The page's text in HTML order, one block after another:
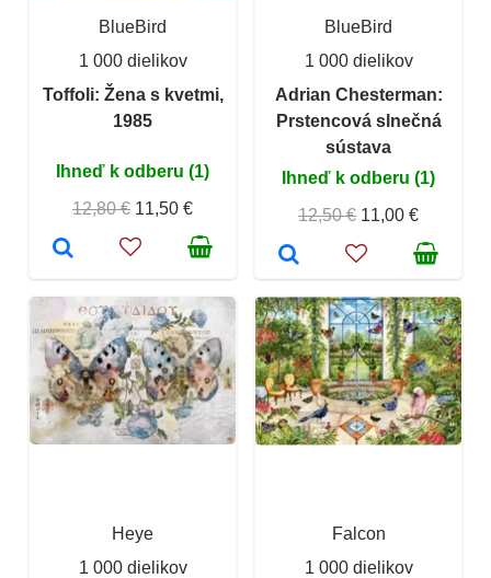
BlueBird
1 000 dielikov
Toffoli: Žena s kvetmi,
1985
Ihneď k odberu (1)
12,80 € 11,50 €
BlueBird
1 000 dielikov
Adrian Chesterman:
Prstencová slnečná
sústava
Ihneď k odberu (1)
12,50 € 11,00 €
Heye
1 000 dielikov
Falcon
1 000 dielikov